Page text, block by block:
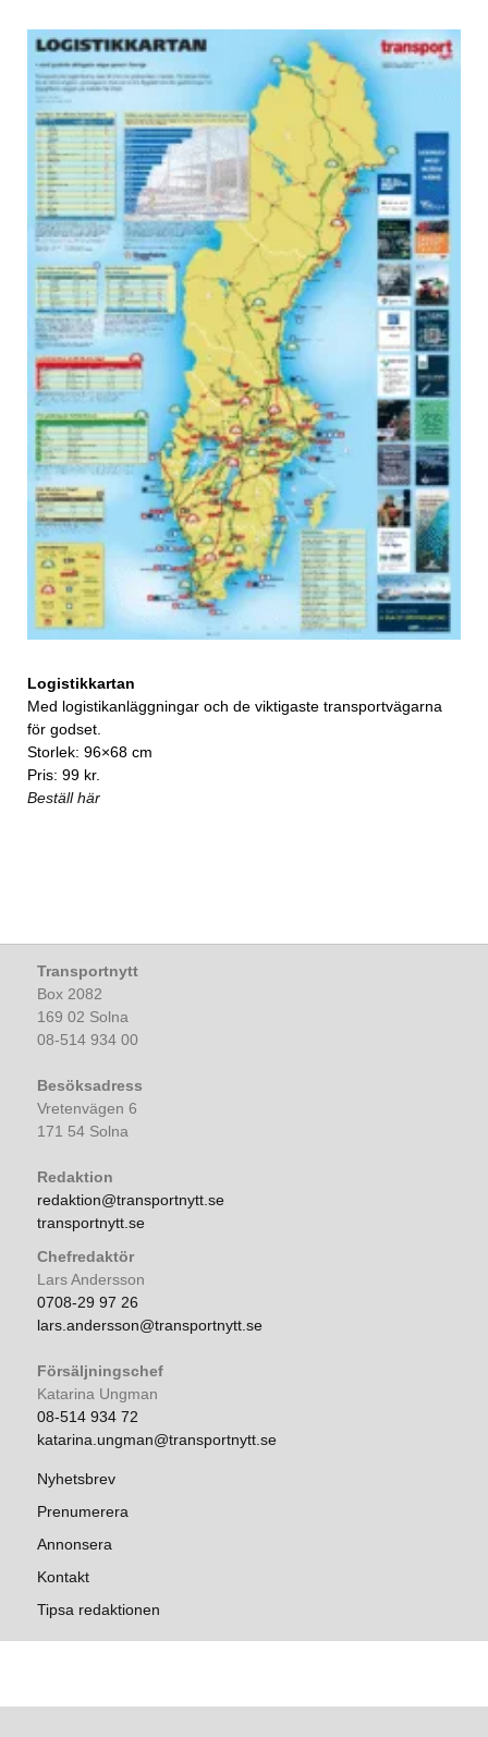
Logistikkartan
Med logistikanläggningar och de viktigaste transportvägarna
för godset.
Storlek: 96×68 cm
Pris: 99 kr.
Beställ här
Transportnytt
Box 2082
169 02 Solna
08-514 934 00
Besöksadress
Vretenvägen 6
171 54 Solna
Redaktion
redaktion@transportnytt.se
transportnytt.se
Chefredaktör
Lars Andersson
0708-29 97 26
lars.andersson@transportnytt.se
Försäljningschef
Katarina Ungman
08-514 934 72
katarina.ungman@transportnytt.se
Nyhetsbrev
Prenumerera
Annonsera
Kontakt
Tipsa redaktionen